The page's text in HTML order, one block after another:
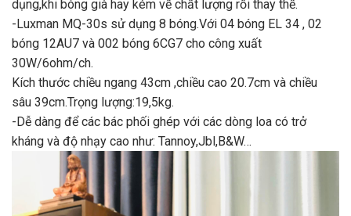
dụng,khi bóng già hay kém về chất lượng rồi thay thế.
-Luxman MQ-30s sử dụng 8 bóng.Với 04 bóng EL 34 , 02
bóng 12AU7 và 002 bóng 6CG7 cho công xuất
30W/6ohm/ch.
Kích thước chiều ngang 43cm ,chiều cao 20.7cm và chiều
sâu 39cm.Trọng lượng:19,5kg.
-Dễ dàng để các bác phối ghép với các dòng loa có trở
kháng và độ nhạy cao như: Tannoy,Jbl,B&W…